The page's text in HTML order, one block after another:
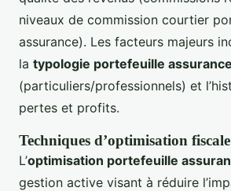
niveaux de commission courtier
assurance). Les facteurs majeurs
la typologie portefeuille assurance
(particuliers/professionnels) et
pertes et profits.
Techniques d’optimisation
L’optimisation portefeuille
gestion active visant à réduire